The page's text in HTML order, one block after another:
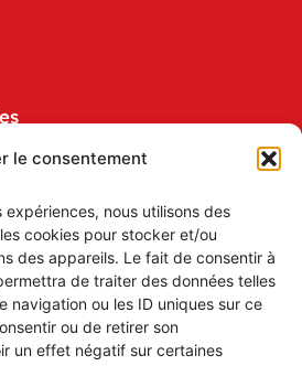
le consentement
expériences, nous utilisons des
cookies pour stocker et/ou
des appareils. Le fait de consentir à
de traiter des données telles
navigation ou les ID uniques sur ce
ou de retirer son
un effet négatif sur certaines